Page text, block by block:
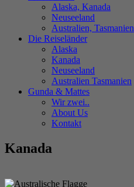
Alaska, Kanada
Neuseeland
Australien, Tasmanien
Die Reiseländer
Alaska
Kanada
Neuseeland
Australien Tasmanien
Gunda & Mattes
Wir zwei..
About Us
Kontakt
Kanada